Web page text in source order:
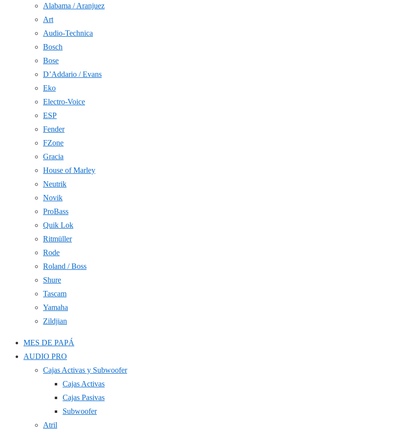
Alabama / Aranjuez
Art
Audio-Technica
Bosch
Bose
D’Addario / Evans
Eko
Electro-Voice
ESP
Fender
FZone
Gracia
House of Marley
Neutrik
Novik
ProBass
Quik Lok
Ritmüller
Rode
Roland / Boss
Shure
Tascam
Yamaha
Zildjian
MES DE PAPÁ
AUDIO PRO
Cajas Activas y Subwoofer
Cajas Activas
Cajas Pasivas
Subwoofer
Atril